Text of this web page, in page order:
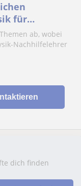
für
ab, wobei
Nachhilfelehrer
dich finden